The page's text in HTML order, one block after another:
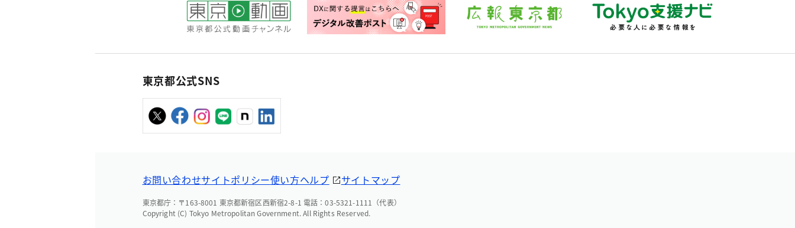
東京都公式SNS
お問い合わせサイトポリシー使い方ヘルプ サイトマップ
東京都庁：〒163-8001 東京都新宿区西新宿2-8-1 電話：03-5321-1111（代表）
Copyright (C) Tokyo Metropolitan Government. All Rights Reserved.